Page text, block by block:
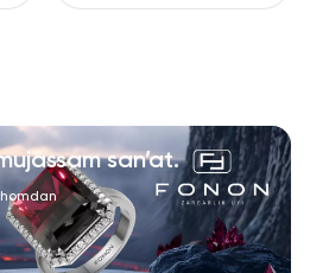
san’at.